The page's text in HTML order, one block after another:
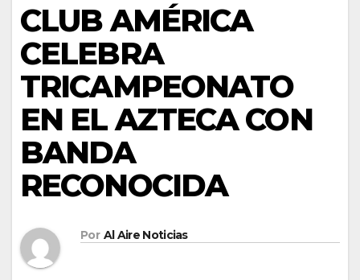
CLUB AMÉRICA
CELEBRA
TRICAMPEONATO
EN EL AZTECA CON
BANDA
RECONOCIDA
Por Al Aire Noticias